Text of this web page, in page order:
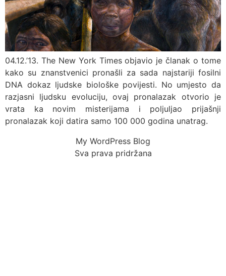
04.12.’13. The New York Times objavio je članak o tome
kako su znanstvenici pronašli za sada najstariji fosilni
DNA dokaz ljudske biološke povijesti. No umjesto da
razjasni ljudsku evoluciju, ovaj pronalazak otvorio je
vrata ka novim misterijama i poljuljao prijašnji
pronalazak koji datira samo 100 000 godina unatrag.
My WordPress Blog
Sva prava pridržana